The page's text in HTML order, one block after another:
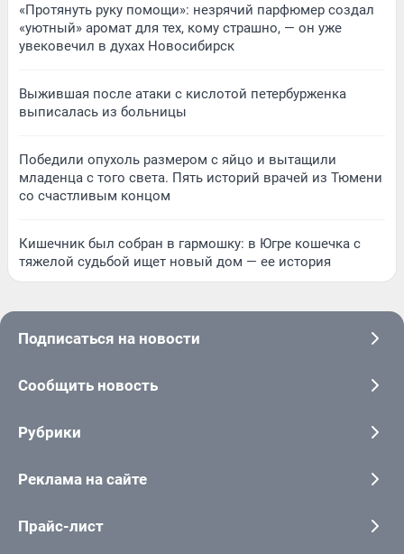
«Протянуть руку помощи»: незрячий парфюмер создал
«уютный» аромат для тех, кому страшно, — он уже
увековечил в духах Новосибирск
Выжившая после атаки с кислотой петербурженка
выписалась из больницы
Победили опухоль размером с яйцо и вытащили
младенца с того света. Пять историй врачей из Тюмени
со счастливым концом
Кишечник был собран в гармошку: в Югре кошечка с
тяжелой судьбой ищет новый дом — ее история
Подписаться на новости
Сообщить новость
Рубрики
Реклама на сайте
Прайс-лист